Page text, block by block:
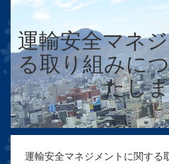
運輸安全マネ
る取り組みに
たし
運輸安全マネジメントに関する